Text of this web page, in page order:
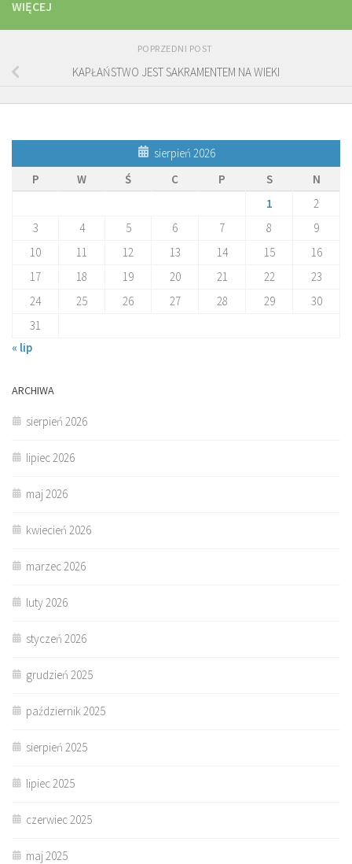
WIĘCEJ
POPRZEDNI POST
KAPŁAŃSTWO JEST SAKRAMENTEM NA WIEKI
sierpień 2026
P
W Ś C P S
N
1
2
3
4 5 6 7 8
9
10
11 12 13 14 15
16
17
18 19 20 21 22
23
24
25 26 27 28 29
30
31
« lip
ARCHIWA
sierpień 2026
lipiec 2026
maj 2026
kwiecień 2026
marzec 2026
luty 2026
styczeń 2026
grudzień 2025
październik 2025
sierpień 2025
lipiec 2025
czerwiec 2025
maj 2025